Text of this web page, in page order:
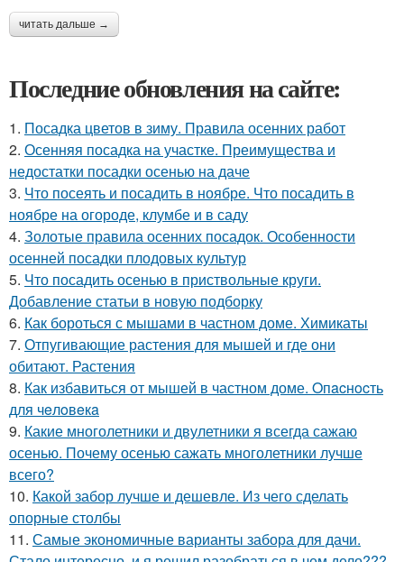
читать дальше →
Последние обновления на сайте:
1. Посадка цветов в зиму. Правила осенних работ
2. Осенняя посадка на участке. Преимущества и
недостатки посадки осенью на даче
3. Что посеять и посадить в ноябре. Что посадить в
ноябре на огороде, клумбе и в саду
4. Золотые правила осенних посадок. Особенности
осенней посадки плодовых культур
5. Что посадить осенью в приствольные круги.
Добавление статьи в новую подборку
6. Как бороться с мышами в частном доме. Химикаты
7. Отпугивающие растения для мышей и где они
обитают. Растения
8. Как избавиться от мышей в частном доме. Oпacнocть
для чeлoвeкa
9. Какие многолетники и двулетники я всегда сажаю
осенью. Почему осенью сажать многолетники лучше
всего?
10. Какой забор лучше и дешевле. Из чего сделать
опорные столбы
11. Самые экономичные варианты забора для дачи.